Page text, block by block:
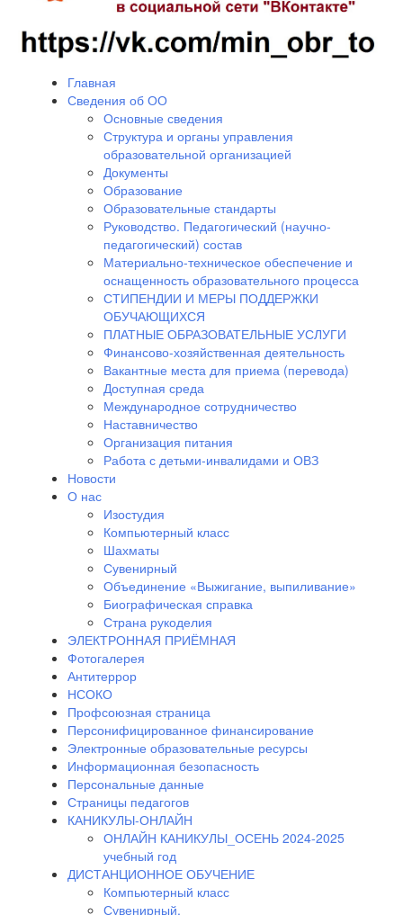
Главная
Сведения об ОО
Основные сведения
Структура и органы управления
образовательной организацией
Документы
Образование
Образовательные стандарты
Руководство. Педагогический (научно-
педагогический) состав
Материально-техническое обеспечение и
оснащенность образовательного процесса
СТИПЕНДИИ И МЕРЫ ПОДДЕРЖКИ
ОБУЧАЮЩИХСЯ
ПЛАТНЫЕ ОБРАЗОВАТЕЛЬНЫЕ УСЛУГИ
Финансово-хозяйственная деятельность
Вакантные места для приема (перевода)
Доступная среда
Международное сотрудничество
Наставничество
Организация питания
Работа с детьми-инвалидами и ОВЗ
Новости
О нас
Изостудия
Компьютерный класс
Шахматы
Сувенирный
Объединение «Выжигание, выпиливание»
Биографическая справка
Страна рукоделия
ЭЛЕКТРОННАЯ ПРИЁМНАЯ
Фотогалерея
Антитеррор
НСОКО
Профсоюзная страница
Персонифицированное финансирование
Электронные образовательные ресурсы
Информационная безопасность
Персональные данные
Страницы педагогов
КАНИКУЛЫ-ОНЛАЙН
ОНЛАЙН КАНИКУЛЫ_ОСЕНЬ 2024-2025
учебный год
ДИСТАНЦИОННОЕ ОБУЧЕНИЕ
Компьютерный класс
Сувенирный.